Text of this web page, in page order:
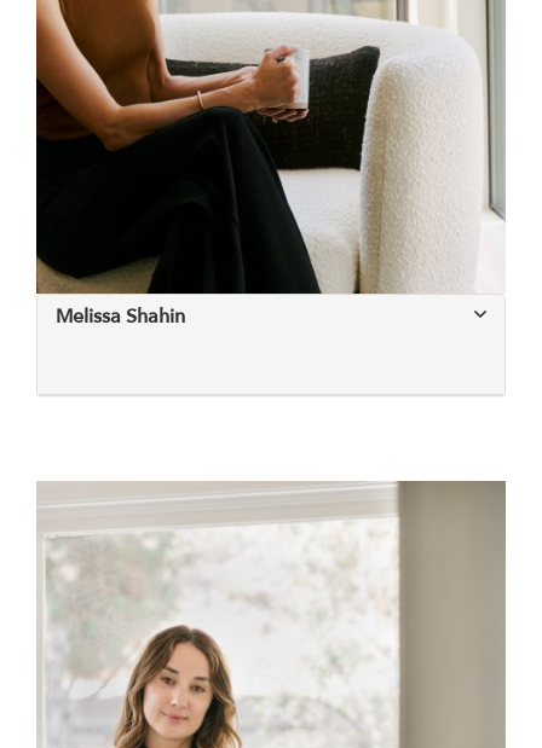
Melissa Shahin